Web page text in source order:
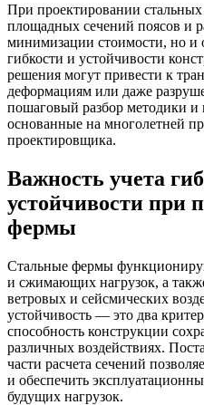
При проектировании
площадных сечений поясов и
минимизации стоимости, но и
гибкости и устойчивости
решения могут привести к
деформациям или даже
пошаговый разбор методики и
основанные на многолетней
проектировщика.
Важность учета
устойчивости при
фермы
Стальные фермы
и сжимающих нагрузок, а
ветровых и сейсмических
устойчивость — это два
способность конструкции
различных воздействиях.
части расчета сечений
и обеспечить
будущих нагрузок.